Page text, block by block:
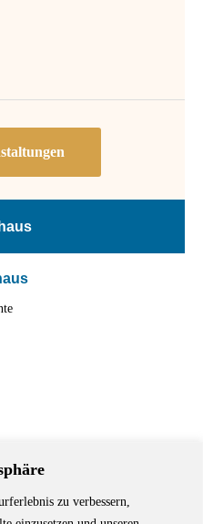
zu verbessern,
Treffpunkt für Autorinnen und